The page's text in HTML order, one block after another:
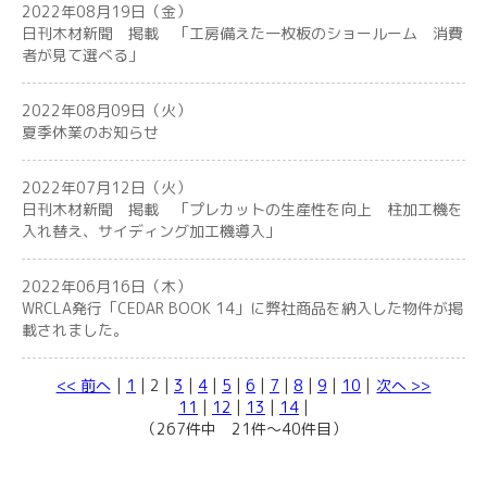
2022年08月19日（金）
日刊木材新聞 掲載 「工房備えた一枚板のショールーム 消費
者が見て選べる」
2022年08月09日（火）
夏季休業のお知らせ
2022年07月12日（火）
日刊木材新聞 掲載 「プレカットの生産性を向上 柱加工機を
入れ替え、サイディング加工機導入」
2022年06月16日（木）
WRCLA発行「CEDAR BOOK 14」に弊社商品を納入した物件が掲
載されました。
<< 前へ 次へ >>
| 1 | 2 | 3 | 4| 5 | 6 | 7 | 8 | 9 | 10 |
11 | 12 | 13 | 14|
（267件中 21件～40件目）